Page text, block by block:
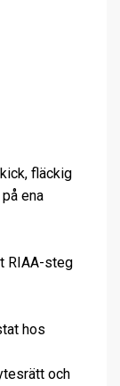
fläckig
ena
RIAA-steg
hos
och